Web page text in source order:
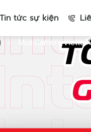
Tin tức sự kiện
Mua Camera Viettel